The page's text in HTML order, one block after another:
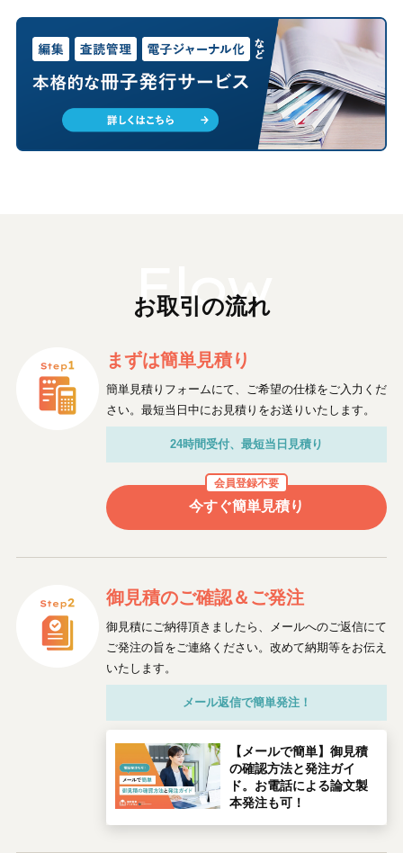
お取引の流れ
まずは簡単見積り
簡単見積りフォームにて、ご希望の仕様をご入力くだ
さい。最短当日中にお見積りをお送りいたします。
24時間受付、最短当日見積り
会員登録不要
今すぐ簡単見積り
御見積のご確認＆ご発注
御見積にご納得頂きましたら、メールへのご返信にて
ご発注の旨をご連絡ください。改めて納期等をお伝え
いたします。
メール返信で簡単発注！
【メールで簡単】御見積
の確認方法と発注ガイ
ド。お電話による論文製
本発注も可！